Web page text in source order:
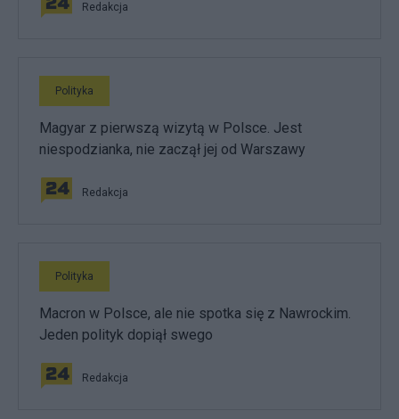
Redakcja
Polityka
Magyar z pierwszą wizytą w Polsce. Jest
niespodzianka, nie zaczął jej od Warszawy
Redakcja
Polityka
Macron w Polsce, ale nie spotka się z Nawrockim.
Jeden polityk dopiął swego
Redakcja